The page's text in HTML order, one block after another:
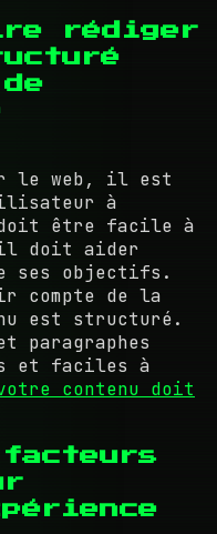
rédiger
le web, il est
à
être facile à
doit aider
objectifs.
compte de la
est structuré.
et faciles à
contenu doit